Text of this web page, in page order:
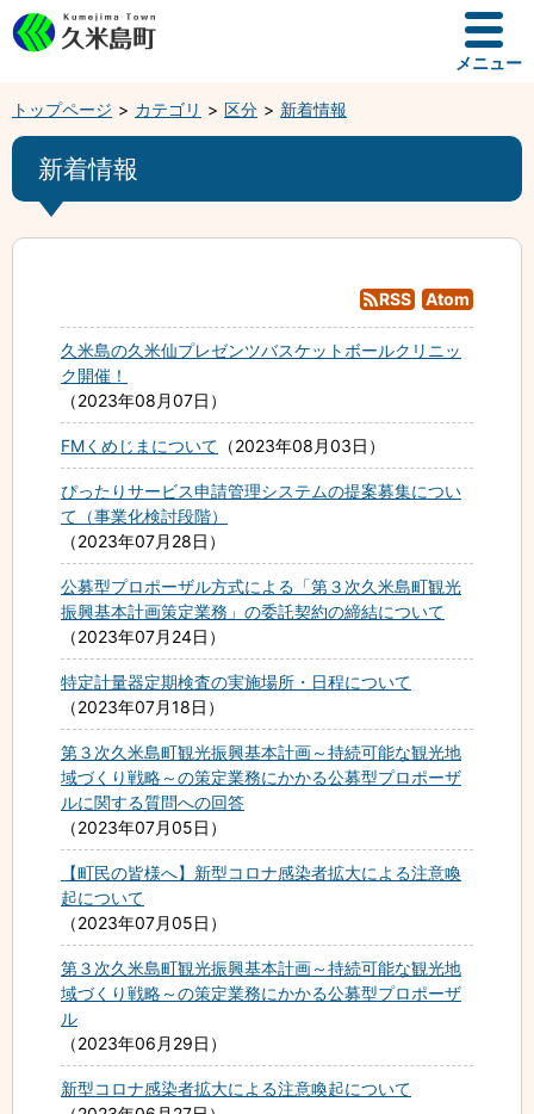
メニュー
トップページ カテゴリ 区分 新着情報
新着情報
RSS Atom
久米島の久米仙プレゼンツバスケットボールクリニッ
ク開催！
2023年08月07日
FMくめじまについて 2023年08月03日
ぴったりサービス申請管理システムの提案募集につい
て（事業化検討段階）
2023年07月28日
公募型プロポーザル方式による「第３次久米島町観光
振興基本計画策定業務」の委託契約の締結について
2023年07月24日
特定計量器定期検査の実施場所・日程について
2023年07月18日
第３次久米島町観光振興基本計画～持続可能な観光地
域づくり戦略～の策定業務にかかる公募型プロポーザ
ルに関する質問への回答
2023年07月05日
【町民の皆様へ】新型コロナ感染者拡大による注意喚
起について
2023年07月05日
第３次久米島町観光振興基本計画～持続可能な観光地
域づくり戦略～の策定業務にかかる公募型プロポーザ
ル
2023年06月29日
新型コロナ感染者拡大による注意喚起について